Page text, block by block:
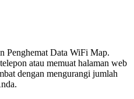
Penghemat Data WiFi Map.
atau memuat halaman web
dengan mengurangi jumlah